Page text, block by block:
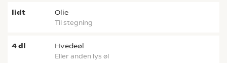
lidt olie
til stegning
4dl hvedeøl
eller anden lys øl